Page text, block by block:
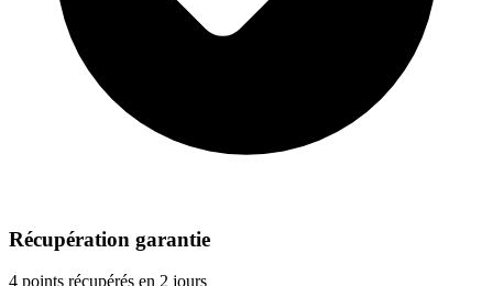
Récupération garantie
4 points récupérés en 2 jours